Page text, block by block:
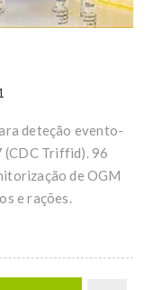
deteção evento-
(CDC Triffid). 96
de OGM
e rações.